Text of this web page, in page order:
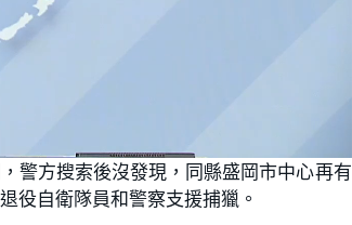
警方搜索後沒發現，同縣盛岡市中心再有
役自衛隊員和警察支援捕獵。